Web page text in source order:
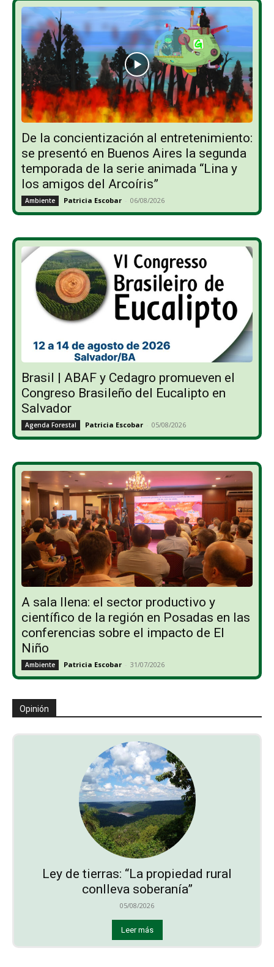
De la concientización al entretenimiento:
se presentó en Buenos Aires la segunda
temporada de la serie animada “Lina y
los amigos del Arcoíris”
Ambiente Patricia Escobar - 06/08/2026
Brasil | ABAF y Cedagro promueven el
Congreso Brasileño del Eucalipto en
Salvador
Agenda Forestal Patricia Escobar - 05/08/2026
A sala llena: el sector productivo y
científico de la región en Posadas en las
conferencias sobre el impacto de El
Niño
Ambiente Patricia Escobar - 31/07/2026
Opinión
Ley de tierras: “La propiedad rural
conlleva soberanía”
05/08/2026
Leer más